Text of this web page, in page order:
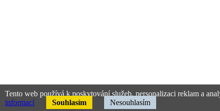
Tento web používá k poskytování služeb, personalizaci reklam a
informací
Souhlasím Nesouhlasím